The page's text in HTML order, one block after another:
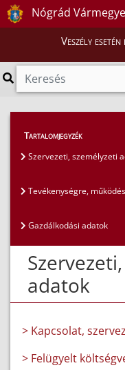
Nógrád Vármegye
Veszély
Közérdekű adatok
Szervezeti,
Tartalomjegyzék
Szervezeti, személyzeti
Tevékenységre,
Gazdálkodási adatok
adatok
> Kapcsolat,
> Felügyelt